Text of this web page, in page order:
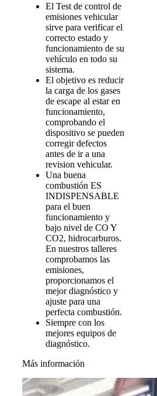
El Test de control de
emisiones vehicular
sirve para verificar el
correcto estado y
funcionamiento de su
vehículo en todo su
sistema.
El objetivo es reducir
la carga de los gases
de escape al estar en
funcionamiento,
comprobando el
dispositivo se pueden
corregir defectos
antes de ir a una
revision vehicular.
Una buena
combustión ES
INDISPENSABLE
para el buen
funcionamiento y
bajo nivel de CO Y
CO2, hidrocarburos.
En nuestros talleres
comprobamos las
emisiones,
proporcionamos el
mejor diagnóstico y
ajuste para una
perfecta combustión.
Siempre con los
mejores equipos de
diagnóstico.
Más información